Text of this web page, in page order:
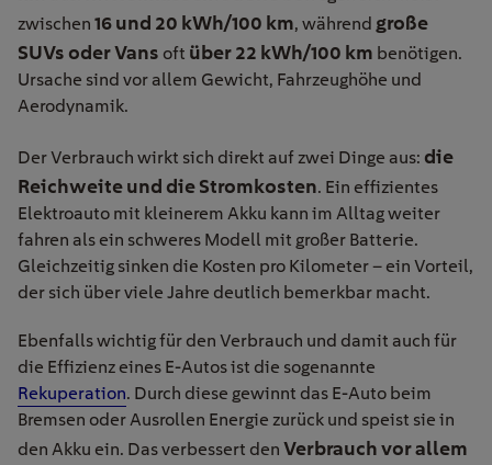
zwischen 16 und 20 kWh/100 km, während große
SUVs oder Vans oft über 22 kWh/100 km benötigen.
Ursache sind vor allem Gewicht, Fahrzeughöhe und
Aerodynamik.
Der Verbrauch wirkt sich direkt auf zwei Dinge aus: die
Reichweite und die Stromkosten. Ein effizientes
Elektroauto mit kleinerem Akku kann im Alltag weiter
fahren als ein schweres Modell mit großer Batterie.
Gleichzeitig sinken die Kosten pro Kilometer – ein Vorteil,
der sich über viele Jahre deutlich bemerkbar macht.
Ebenfalls wichtig für den Verbrauch und damit auch für
die Effizienz eines E-Autos ist die sogenannte
Rekuperation. Durch diese gewinnt das E-Auto beim
Bremsen oder Ausrollen Energie zurück und speist sie in
den Akku ein. Das verbessert den Verbrauch vor allem